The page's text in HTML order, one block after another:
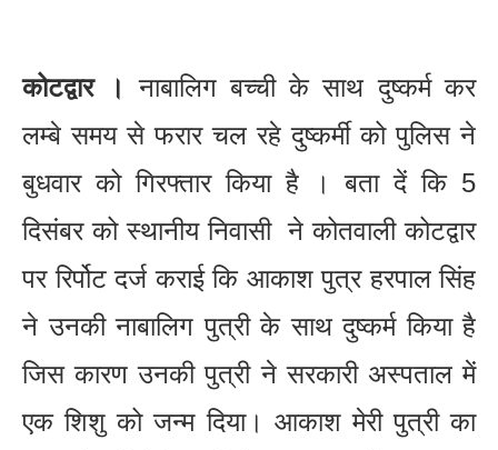
कोटद्वार । नाबालिग बच्ची के साथ दुष्कर्म कर
लम्बे समय से फरार चल रहे दुष्कर्मी को पुलिस ने
बुधवार को गिरफ्तार किया है । बता दें कि 5
दिसंबर को स्थानीय निवासी ने कोतवाली कोटद्वार
पर रिर्पोट दर्ज कराई कि आकाश पुत्र हरपाल सिंह
ने उनकी नाबालिग पुत्री के साथ दुष्कर्म किया है
जिस कारण उनकी पुत्री ने सरकारी अस्पताल में
एक शिशु को जन्म दिया। आकाश मेरी पुत्री का